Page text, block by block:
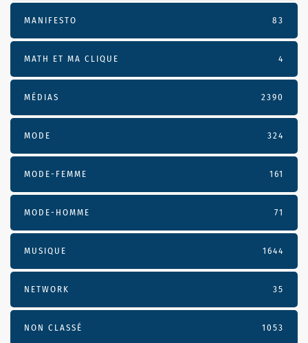
MANIFESTO 83
MATH ET MA CLIQUE 4
MÉDIAS 2390
MODE 324
MODE-FEMME 161
MODE-HOMME 71
MUSIQUE 1644
NETWORK 35
NON CLASSÉ 1053